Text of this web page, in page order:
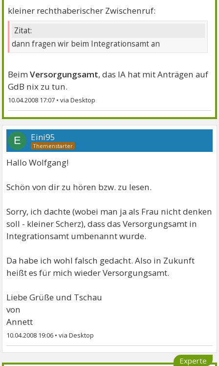
kleiner rechthaberischer Zwischenruf:
Zitat:
dann fragen wir beim Integrationsamt an
BeimVersorgungsamt, das IA hat mit Anträgen auf
GdB nix zu tun.
10.04.2008 17:07 •
E Eini95
Hallo Wolfgang!
Schön von dir zu hören bzw. zu lesen.
Sorry, ich dachte (wobei man ja als Frau nicht denken
soll - kleiner Scherz), dass das Versorgungsamt in
Integrationsamt umbenannt wurde.
Da habe ich wohl falsch gedacht. Also in Zukunft
heißt es für mich wieder Versorgungsamt.
Liebe Grüße und Tschau
von
Annett
10.04.2008 19:06 •
Experte